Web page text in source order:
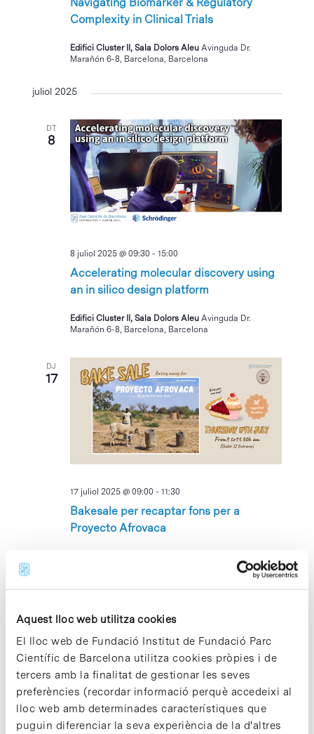
Aquest lloc web utilitza cookies
El lloc web de Fundació Institut de Fundació Parc
Científic de Barcelona utilitza cookies pròpies i de
tercers amb la finalitat de gestionar les seves
preferències (recordar informació perquè accedeixi al
lloc web amb determinades característiques que
puguin diferenciar la seva experiència de la d'altres
Complexity in Clinical Trials
Edifici Cluster II, Sala Dolors AleuAvinguda Dr.
Marañón 6-8, Barcelona, Barcelona
juliol 2025
DT
8
Accelerating molecular discovery using
an in silico design platform
8 juliol 2025 @ 09:30 -15:00
Edifici Cluster II, Sala Dolors AleuAvinguda Dr.
Marañón 6-8, Barcelona, Barcelona
DJ
17
Bakesale per recaptar fons per a
Proyecto Afrovaca
17 juliol 2025 @ 09:00 -11:30
Marañón 8, Barcelona, Barcelona, Espanya
17